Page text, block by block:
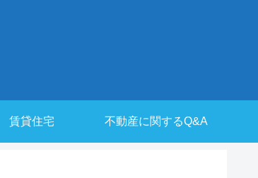
賃貸住宅 不動産に関するQ&A